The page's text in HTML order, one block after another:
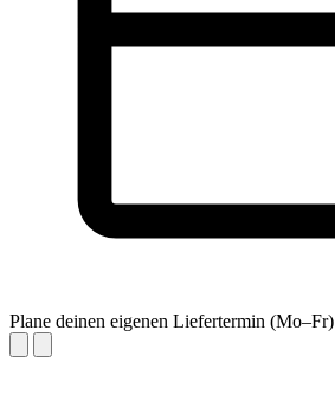
Plane deinen eigenen Liefertermin (Mo–Fr)